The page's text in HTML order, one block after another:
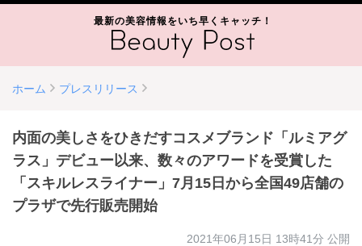
最新の美容情報をいち早くキャッチ！
ホーム プレスリリース
内面の美しさをひきだすコスメブランド「ルミアグ
ラス」デビュー以来、数々のアワードを受賞した
「スキルレスライナー」7月15日から全国49店舗の
プラザで先行販売開始
2021年06月15日 13時41分 公開